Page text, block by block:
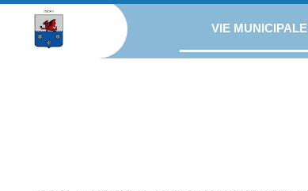
VIE MUNICIPALE